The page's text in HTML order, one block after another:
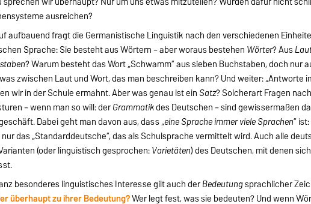
ausreichen?
aufbauend fragt die Germanistische Linguistik nach den verschiedenen
Sprache: Sie besteht aus Wörtern – aber woraus bestehen Wörter? Aus
? Warum besteht das Wort „Schwamm“ aus sieben Buchstaben, doch nur
zwischen Laut und Wort, das man beschreiben kann? Und weiter: „Antworte
wir in der Schule ermahnt. Aber was genau ist ein Satz? Solcherart Fragen
– wenn man so will: derGrammatikdes Deutschen – sind gewissermaßen
Dabei geht man davon aus, dass „eine Sprache immer viele Sprachen“
das „Standarddeutsche“, das als Schulsprache vermittelt wird. Auch alle
(oder linguistisch gesprochen:Varietäten) des Deutschen, mit denen
besonderes linguistisches Interesse gilt auch derBedeutungsprachlicher
überhaupt zu ihrer Bedeutung?Wer legt fest, was sie bedeuten? Und wenn